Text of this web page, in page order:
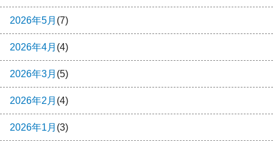
2026年5月 (7)
2026年4月 (4)
2026年3月 (5)
2026年2月 (4)
2026年1月 (3)